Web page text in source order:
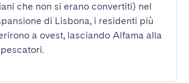
che non si erano convertiti) nel
di Lisbona, i residenti più
a ovest, lasciando Alfama alla